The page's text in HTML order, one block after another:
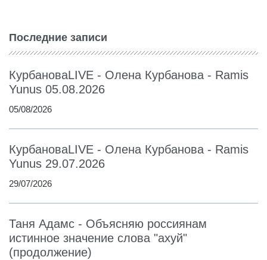
Последние записи
КурбановаLIVE - Олена Курбанова - Ramis
Yunus 05.08.2026
05/08/2026
КурбановаLIVE - Олена Курбанова - Ramis
Yunus 29.07.2026
29/07/2026
Таня Адамс - Объясняю россиянам
истинное значение слова "ахуй"
(продолжение)